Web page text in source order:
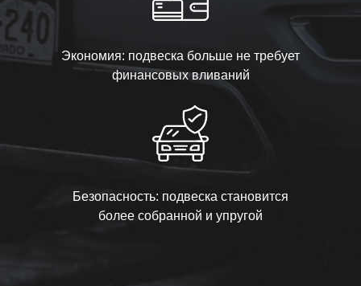
Экономия: подвеска больше не требует
финансовых вливаний
Безопасность: подвеска становится
более собранной и упругой